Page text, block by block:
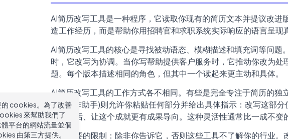
AI简历改写工具是一种程序，它读取你现有的简历文本并提议改进
造工作经历，而是帮助你用招聘官和求职系统实际响应的语言呈现
AI简历改写工具的核心是寻找被动语态、模糊描述和填充词等问题
时，它改写为协调。当你写帮助提供客户服务时，它推动你改为处
题。每个版本描述相同的角色，但其中一个读起来更主动和具体。
AI简历改写工具的工作方式各不相同。有些是完全专注于简历的独
用AI写作助手)则允许你粘贴任何部分并给出具体指示：改写这部
为一句话、让这个成就更有成果导向。这种灵活性通常比一成不变
一个重要的限制：除非你告诉它，否则这些工具不了解你的行业。
cookies。為了改善
來幫助我們了
平台的網站流量並個
由第三方提供。